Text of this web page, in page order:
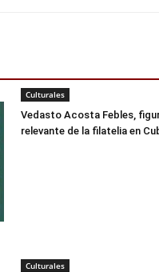
Culturales
Vedasto Acosta Febles,
relevante de la filatelia en
Culturales